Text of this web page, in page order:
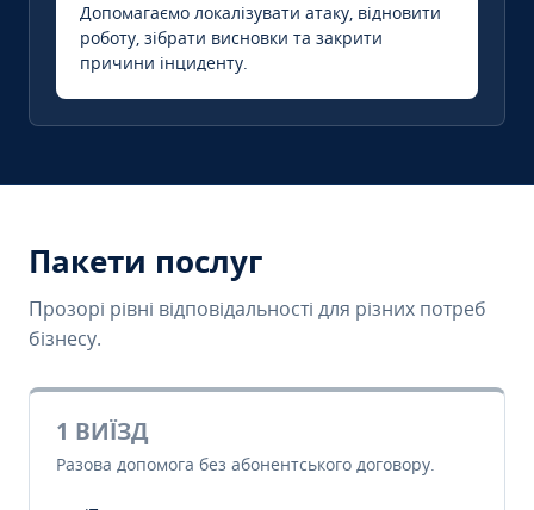
Допомагаємо локалізувати атаку, відновити
роботу, зібрати висновки та закрити
причини інциденту.
Пакети послуг
Прозорі рівні відповідальності для різних потреб
бізнесу.
1 ВИЇЗД
Разова допомога без абонентського договору.